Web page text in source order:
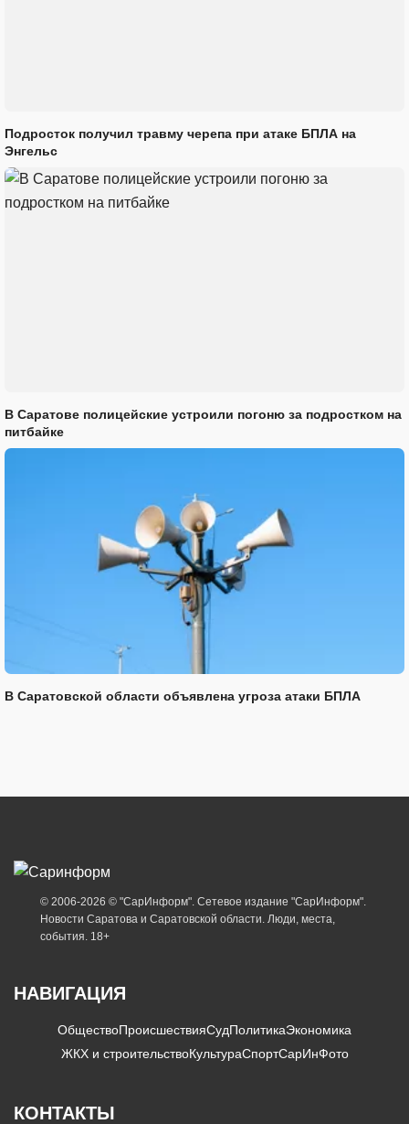
Подросток получил травму черепа при атаке БПЛА на
Энгельс
В Саратове полицейские устроили погоню за подростком на
питбайке
В Саратовской области объявлена угроза атаки БПЛА
© 2006-2026 © "СарИнформ". Сетевое издание "СарИнформ".
Новости Саратова и Саратовской области. Люди, места,
события. 18+
НАВИГАЦИЯ
ОбществоПроисшествияСудПолитикаЭкономика
ЖКХ и строительствоКультураСпортСарИнФото
КОНТАКТЫ